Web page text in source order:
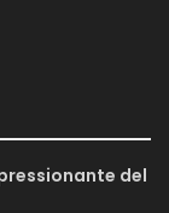
del